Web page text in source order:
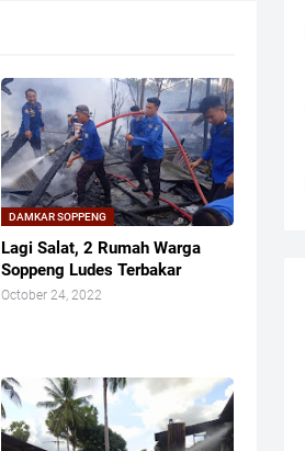
DAMKAR SOPPENG
Lagi Salat, 2 Rumah Warga
Soppeng Ludes Terbakar
October 24, 2022